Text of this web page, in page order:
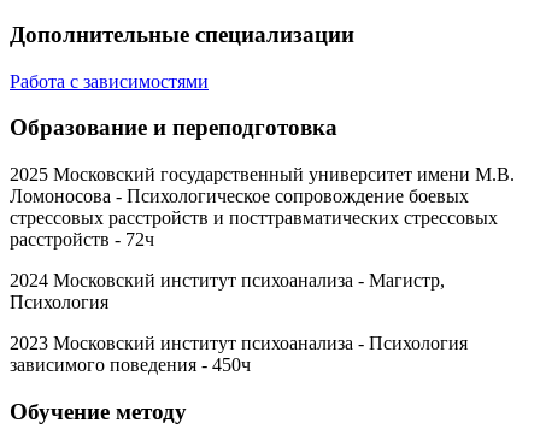
Дополнительные специализации
Работа с зависимостями
Образование и переподготовка
2025 Московский государственный университет имени М.В.
Ломоносова - Психологическое сопровождение боевых
стрессовых расстройств и посттравматических стрессовых
расстройств - 72ч
2024 Московский институт психоанализа - Магистр,
Психология
2023 Московский институт психоанализа - Психология
зависимого поведения - 450ч
Обучение методу